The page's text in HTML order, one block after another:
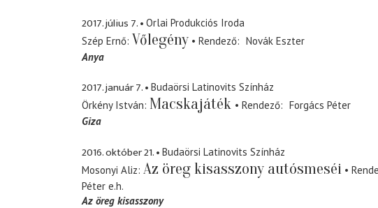
2017. július 7.
Orlai Produkciós Iroda
Szép Ernő Vőlegény Rendező
Novák Eszter
Anya
2017. január 7.
Budaörsi Latinovits Színház
Örkény István Macskajáték Rendező
Forgács Péter
Giza
2016. október 21.
Budaörsi Latinovits Színház
Mosonyi Aliz Az öreg kisasszony autósmeséi
Péter e.h.
Az öreg kisasszony